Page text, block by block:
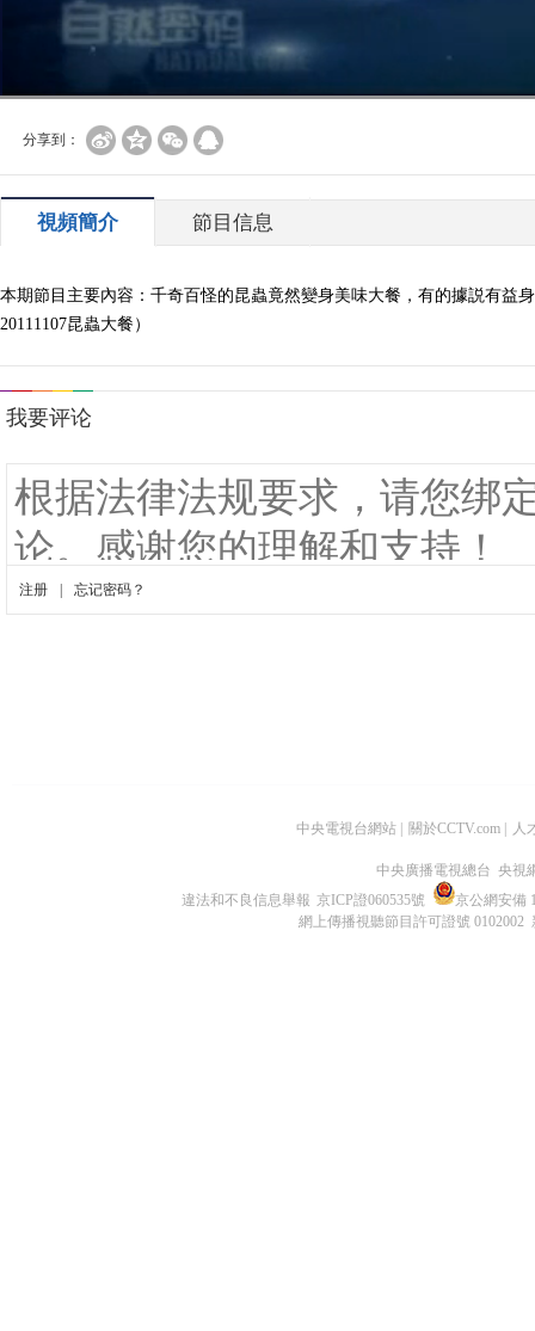
分享到：
視頻簡介 節目信息
本期節目主要內容：千奇百怪的昆蟲竟然變身美味大餐，有的據説有益
20111107昆蟲大餐）
中央電視台網站 關於CCTV.com 人
中央廣播電視總台 央視
違法和不良信息舉報 京ICP證060535號
京公網安備
網上傳播視聽節目許可證號 0102002